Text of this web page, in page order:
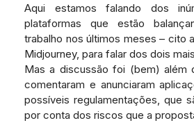
Aqui estamos falando dos
plataformas que estão
trabalho nos últimos meses – cito
Midjourney, para falar dos dois
Mas a discussão foi (bem) além
comentaram e anunciaram
possíveis regulamentações, que
por conta dos riscos que a